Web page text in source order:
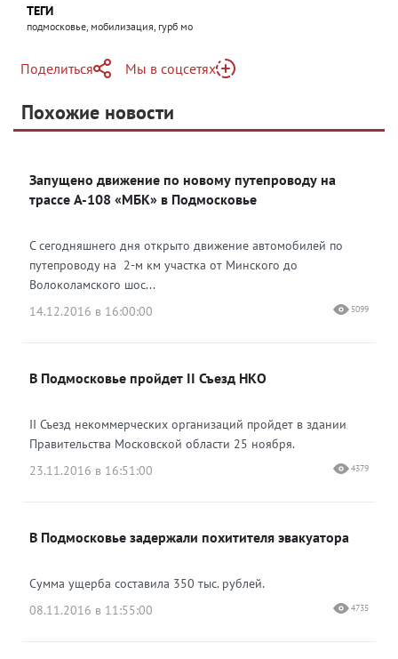
ТЕГИ
подмосковье, мобилизация, гурб мо
Поделиться
Telegram
Одноклассники
Мы в соцсетях
Яндекс Дзен
Похожие новости
Запущено движение по новому путепроводу на
трассе А-108 «МБК» в Подмосковье
С сегодняшнего дня открыто движение автомобилей по
путепроводу на 2-м км участка от Минского до
Волоколамского шос...
14.12.2016 в 16:00:00
5099
В Подмосковье пройдет II Съезд НКО
II Съезд некоммерческих организаций пройдет в здании
Правительства Московской области 25 ноября.
23.11.2016 в 16:51:00
4379
В Подмосковье задержали похитителя эвакуатора
Сумма ущерба составила 350 тыс. рублей.
08.11.2016 в 11:55:00
4735